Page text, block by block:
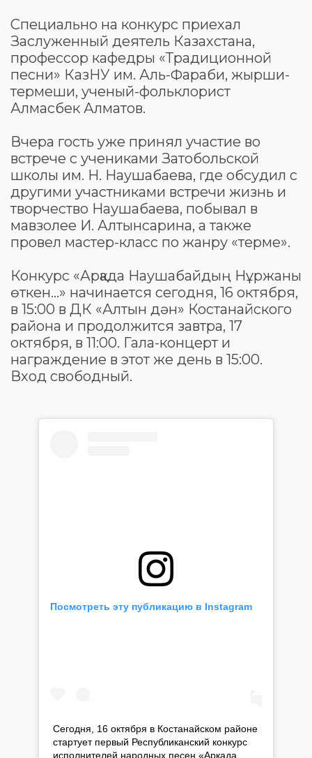
Специально на конкурс приехал
Заслуженный деятель Казахстана,
профессор кафедры «Традиционной
песни» КазНУ им. Аль-Фараби, жырши-
термеши, ученый-фольклорист
Алмасбек Алматов.
Вчера гость уже принял участие во
встрече с учениками Затобольской
школы им. Н. Наушабаева, где обсудил с
другими участниками встречи жизнь и
творчество Наушабаева, побывал в
мавзолее И. Алтынсарина, а также
провел мастер-класс по жанру «терме».
Конкурс «Арқада Наушабайдың Нұржаны
өткен...» начинается сегодня, 16 октября,
в 15:00 в ДК «Алтын дән» Костанайского
района и продолжится завтра, 17
октября, в 11:00. Гала-концерт и
награждение в этот же день в 15:00.
Вход свободный.
Посмотреть эту публикацию в Instagram
Сегодня, 16 октября в Костанайском районе
стартует первый Республиканский конкурс
исполнителей народных песен «Арқада